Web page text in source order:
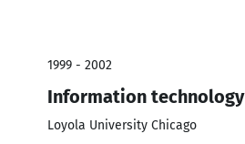
1999 - 2002
Information technology
Loyola University Chicago